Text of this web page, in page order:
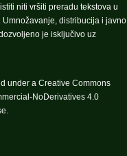
niti vršiti preradu tekstova u
Umnožavanje, distribucija i javno
je isključivo uz
under aCreative Commons
NoDerivatives 4.0
.